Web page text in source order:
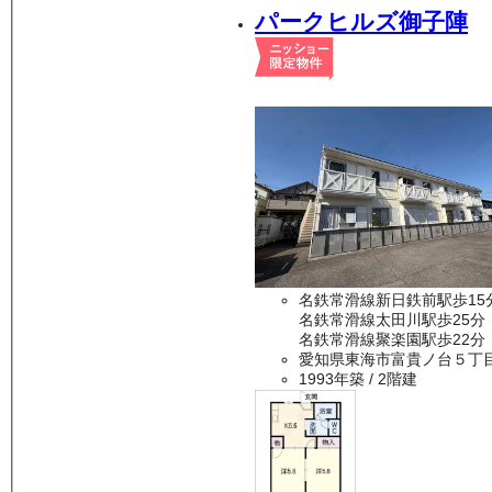
パークヒルズ御子陣
名鉄常滑線新日鉄前駅歩15
名鉄常滑線太田川駅歩25分
名鉄常滑線聚楽園駅歩22分
愛知県東海市富貴ノ台５丁
1993年築 / 2階建